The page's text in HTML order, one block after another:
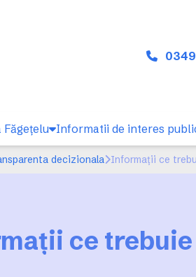
Făgeţelu Informatii de interes
decizionala Informații ce
ce